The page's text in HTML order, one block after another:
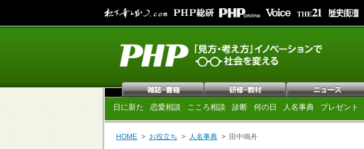
日に新た 恋愛相談 こころ相談 診断 何の日 人名事典 プレゼント
HOME お役立ち 人名事典 田中鳴舟